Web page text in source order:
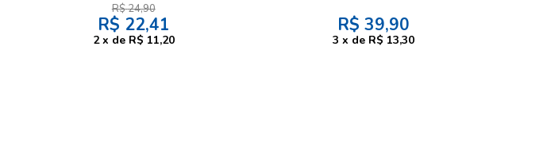
R$24,90
R$ 22,41
2 x de R$ 11,20
R$ 39,90
3 x de R$ 13,30